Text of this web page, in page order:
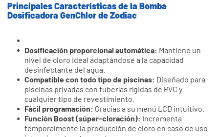
Principales Características de la Bomba
Dosificadora GenChlor de Zodiac
Dosificación proporcional automática: Mantiene un
nivel de cloro ideal adaptándose a la capacidad
desinfectante del agua.
Compatible con todo tipo de piscinas: Diseñado para
piscinas privadas con tuberías rígidas de PVC y
cualquier tipo de revestimiento.
Fácil programación: Gracias a su menú LCD intuitivo.
Función Boost (súper-cloración): Incrementa
temporalmente la producción de cloro en caso de uso